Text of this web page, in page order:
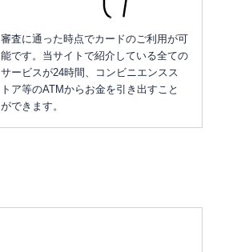
審査に通った時点でカードのご利用が可
能です。当サイトで紹介している全ての
サービスが24時間、コンビニエンスス
トア等のATMからお金を引き出すこと
ができます。